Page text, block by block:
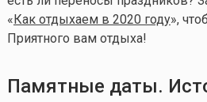
«Как отдыхаем в 2020 году»,
Приятного вам отдыха!
Памятные даты.